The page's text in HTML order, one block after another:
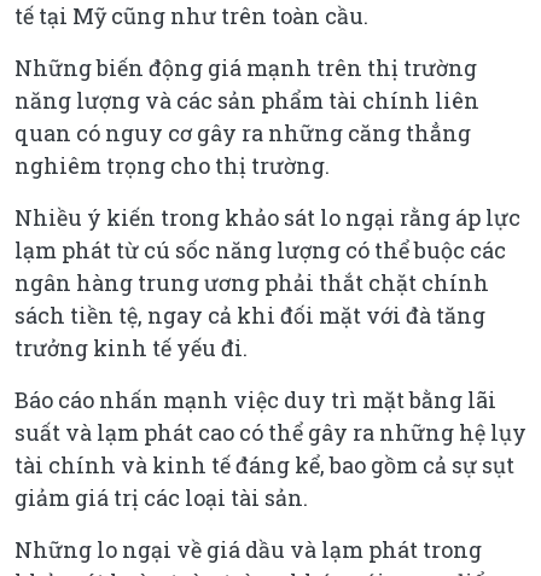
tế tại Mỹ cũng như trên toàn cầu.
Những biến động giá mạnh trên thị trường
năng lượng và các sản phẩm tài chính liên
quan có nguy cơ gây ra những căng thẳng
nghiêm trọng cho thị trường.
Nhiều ý kiến trong khảo sát lo ngại rằng áp lực
lạm phát từ cú sốc năng lượng có thể buộc các
ngân hàng trung ương phải thắt chặt chính
sách tiền tệ, ngay cả khi đối mặt với đà tăng
trưởng kinh tế yếu đi.
Báo cáo nhấn mạnh việc duy trì mặt bằng lãi
suất và lạm phát cao có thể gây ra những hệ lụy
tài chính và kinh tế đáng kể, bao gồm cả sự sụt
giảm giá trị các loại tài sản.
Những lo ngại về giá dầu và lạm phát trong